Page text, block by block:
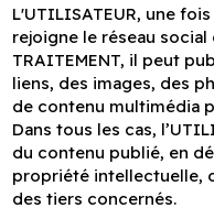
L'UTILISATEUR, une
rejoigne le réseau social
TRAITEMENT, il peut
liens, des images, des
de contenu multimédia
Dans tous les cas,
du contenu publié, en
propriété intellectuelle,
des tiers concernés.